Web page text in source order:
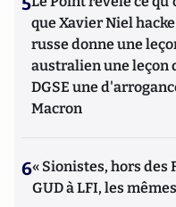
que Xavier Niel
russe donne une
australien une leçon
DGSE une
Macron
6« Sionistes, hors des
GUD à LFI, les